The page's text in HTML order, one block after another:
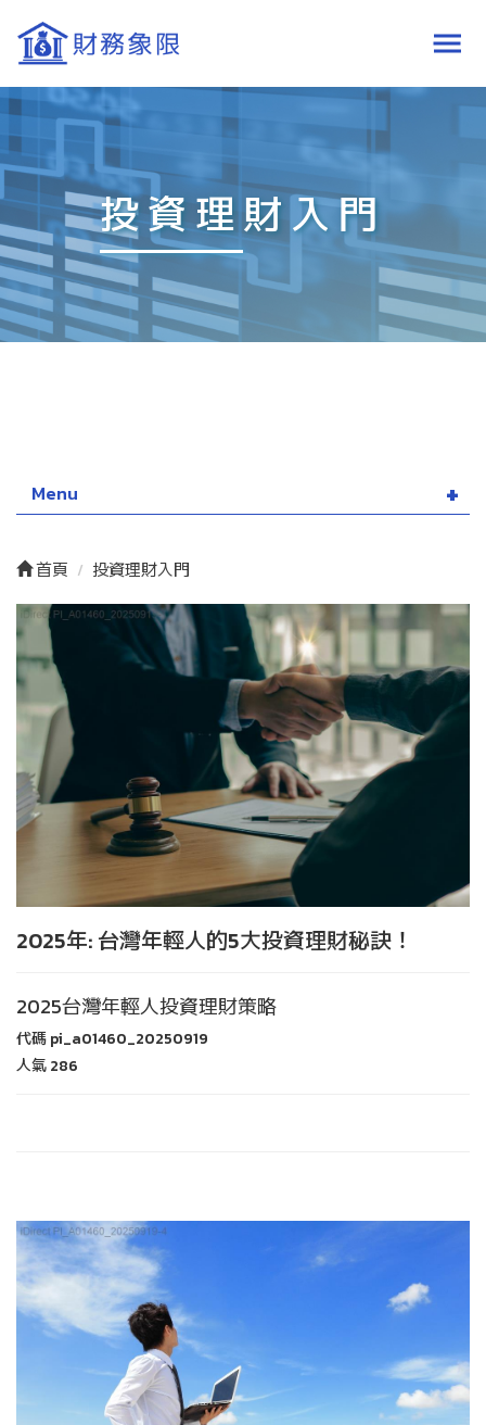
投資理財入門
Menu
首頁 投資理財入門
2025年: 台灣年輕人的5大投資理財秘訣！
2025台灣年輕人投資理財策略
代碼pi_a01460_20250919
人氣286